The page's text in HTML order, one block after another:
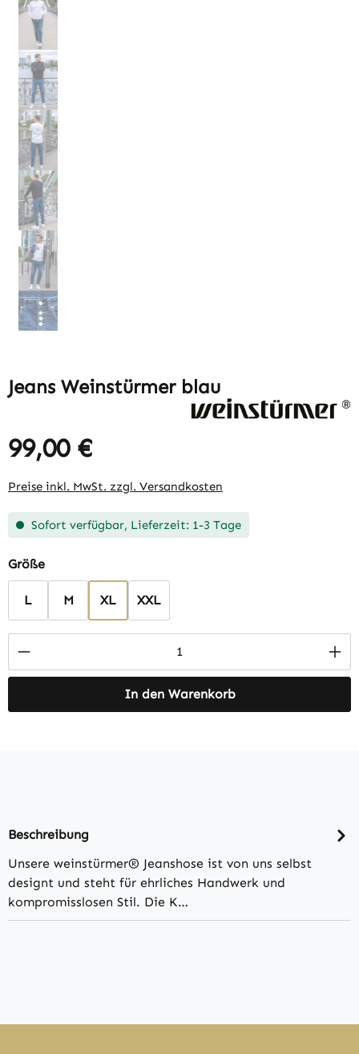
Jeans Weinstürmer blau
Regulärer Preis:
99,00 €
Preise inkl. MwSt. zzgl. Versandkosten
Sofort verfügbar, Lieferzeit: 1-3 Tage
Größeauswählen
L M XL XXL
Produkt Anzahl: Gib den gewünschten
In den Warenkorb
Beschreibung
Unsere weinstürmer® Jeanshose ist von uns selbst
designt und steht für ehrliches Handwerk und
kompromisslosen Stil. Die K…